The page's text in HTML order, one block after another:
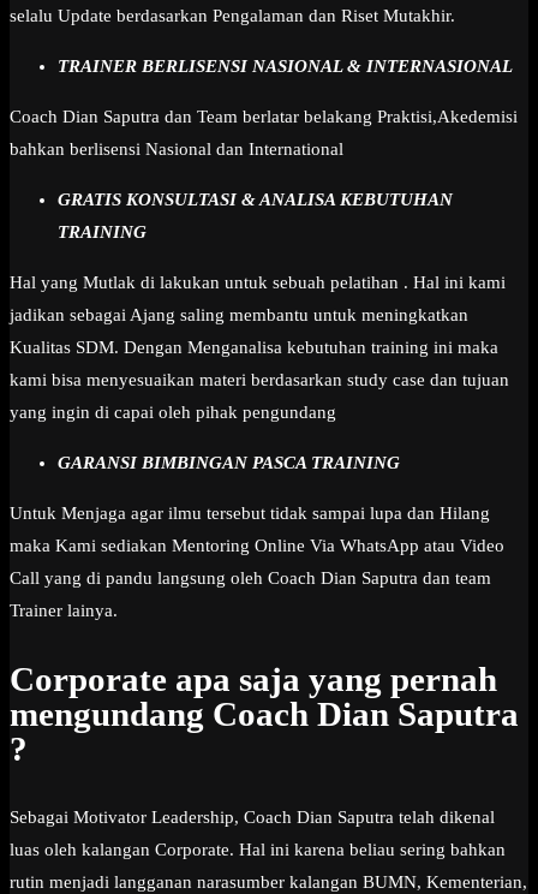
selalu Update berdasarkan Pengalaman dan Riset Mutakhir.
TRAINER BERLISENSI NASIONAL & INTERNASIONAL
Coach Dian Saputra dan Team berlatar belakang Praktisi,Akedemisi
bahkan berlisensi Nasional dan International
GRATIS KONSULTASI & ANALISA KEBUTUHAN
TRAINING
Hal yang Mutlak di lakukan untuk sebuah pelatihan . Hal ini kami
jadikan sebagai Ajang saling membantu untuk meningkatkan
Kualitas SDM. Dengan Menganalisa kebutuhan training ini maka
kami bisa menyesuaikan materi berdasarkan study case dan tujuan
yang ingin di capai oleh pihak pengundang
GARANSI BIMBINGAN PASCA TRAINING
Untuk Menjaga agar ilmu tersebut tidak sampai lupa dan Hilang
maka Kami sediakan Mentoring Online Via WhatsApp atau Video
Call yang di pandu langsung oleh Coach Dian Saputra dan team
Trainer lainya.
Corporate apa saja yang pernah
mengundang Coach Dian Saputra
?
Sebagai Motivator Leadership, Coach Dian Saputra telah dikenal
luas oleh kalangan Corporate. Hal ini karena beliau sering bahkan
rutin menjadi langganan narasumber kalangan BUMN, Kementerian,